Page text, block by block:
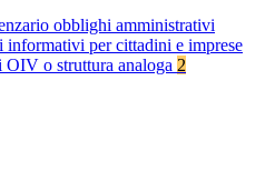
obblighi amministrativi
informativi per cittadini e imprese
OIV o struttura analoga 2